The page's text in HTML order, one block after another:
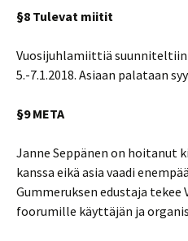
§8 Tulevat miitit
Vuosijuhlamiittiä
5.-7.1.2018. Asiaan palataan
§9 META
Janne Seppänen on hoitanut
kanssa eikä asia vaadi
Gummeruksen edustaja tekee
foorumille käyttäjän ja